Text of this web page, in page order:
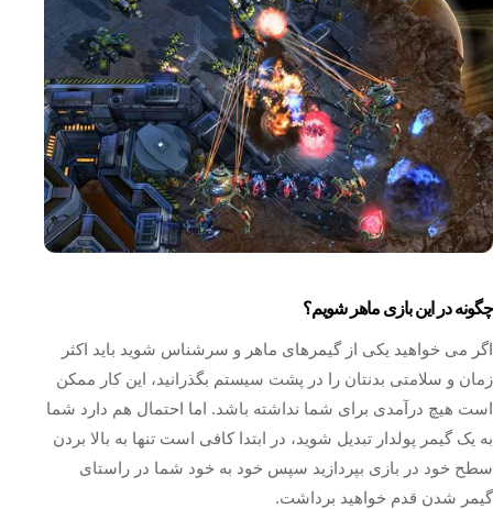
چگونه در این بازی ماهر شویم؟
اگر می خواهید یکی از گیمرهای ماهر و سرشناس شوید باید اکثر
زمان و سلامتی بدنتان را در پشت سیستم بگذرانید، این کار ممکن
است هیچ درآمدی برای شما نداشته باشد. اما احتمال هم دارد شما
به یک گیمر پولدار تبدیل شوید، در ابتدا کافی است تنها به بالا بردن
سطح خود در بازی بپردازید سپس خود به خود شما در راستای
گیمر شدن قدم خواهید برداشت.